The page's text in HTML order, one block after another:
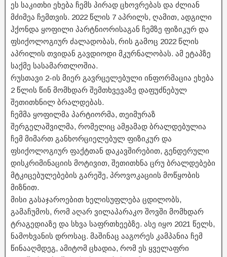
ეს საკითხი ეხება ჩემს პირად ცხოვრებას და ძლიან
მძიმეა ჩემთვის. 2022 წლის 7 აპრილს, ღამით, ადგილი
ჰქონდა ყოფილი პარტნიორისაგან ჩემზე ფიზიკურ და
ფსიქოლოგიურ ძალადობას, რის გამოც 2022 წლის
აპრილის თვიდან გავდიოდი მკურნალობას. ამ ეტაპზე
საქმე სასამართლოშია.
რუსთავი 2-ის მიერ გავრცელებული ინფორმაცია ეხება
2 წლის წინ მომხდარ შემთხვევაზე დაფუძნებულ
შეთითხნილ ბრალდებას.
ჩემმა ყოფილმა პარტიორმა, თეიმურაზ
შერგელაშვილმა, რომელიც ამჟამად ბრალდებულია
ჩემ მიმართ განხორციელებულ ფიზიკურ და
ფსიქოლოგიურ ფაქტთან დაკავშირებით, გენდერული
დისკრიმინაციის მოტივით, შეთითხნა ცრუ ბრალდებები
მტკიცებულებების გარეშე, პროვოკაციის მოწყობის
მიზნით.
მისი გასაჯაროებით ხელისუფლება ცდილობს,
გამაჩუმოს, რომ აღარ ვილაპარაკო შოვში მომხდარ
ტრაგედიაზე და სხვა საფრთხეებზე. ასე იყო 2021 წელს,
ნამოხვანის დროსაც. მაშინაც ააგორეს კამპანია ჩემ
წინააღმდეგ, ამიტომ ცხადია, რომ ეს ყველაფრი